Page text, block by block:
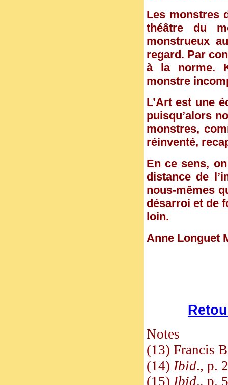
Les monstres
théâtre du
monstrueux
regard. Par
à la norme.
monstre
L’Art est une
puisqu’alors
monstres,
réinventé,
En ce sens,
distance de
nous-mêmes
désarroi et de
loin.
Anne Longuet
Notes
(13) Francis
(14) Ibid., p.
(15) Ibid., p.